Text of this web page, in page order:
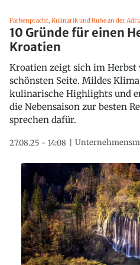
Farbenpracht, Kulinarik und Ruhe an der
10 Gründe für einen
Kroatien
Kroatien zeigt sich im
schönsten Seite. Mildes
kulinarische Highlights und
die Nebensaison zur besten
sprechen dafür.
27.08.25 - 14:08